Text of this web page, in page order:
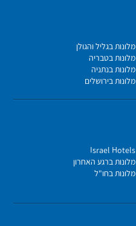
מלונות בגליל והגולן
מלונות בטבריה
מלונות בנתניה
מלונות בירושלים
Israel Hotels
מלונות ברגע האחרון
מלונות בחו"ל